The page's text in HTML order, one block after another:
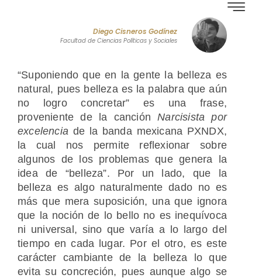
Diego Cisneros Godínez
Facultad de Ciencias Políticas y Sociales
“Suponiendo que en la gente la belleza es
natural, pues belleza es la palabra que aún
no logro concretar” es una frase,
proveniente de la canciónNarcisista por
excelencia de la banda mexicana PXNDX,
la cual nos permite reflexionar sobre
algunos de los problemas que genera la
idea de “belleza”. Por un lado, que la
belleza es algo naturalmente dado no es
más que mera suposición, una que ignora
que la noción de lo bello no es inequívoca
ni universal, sino que varía a lo largo del
tiempo en cada lugar. Por el otro, es este
carácter cambiante de la belleza lo que
evita su concreción, pues aunque algo se